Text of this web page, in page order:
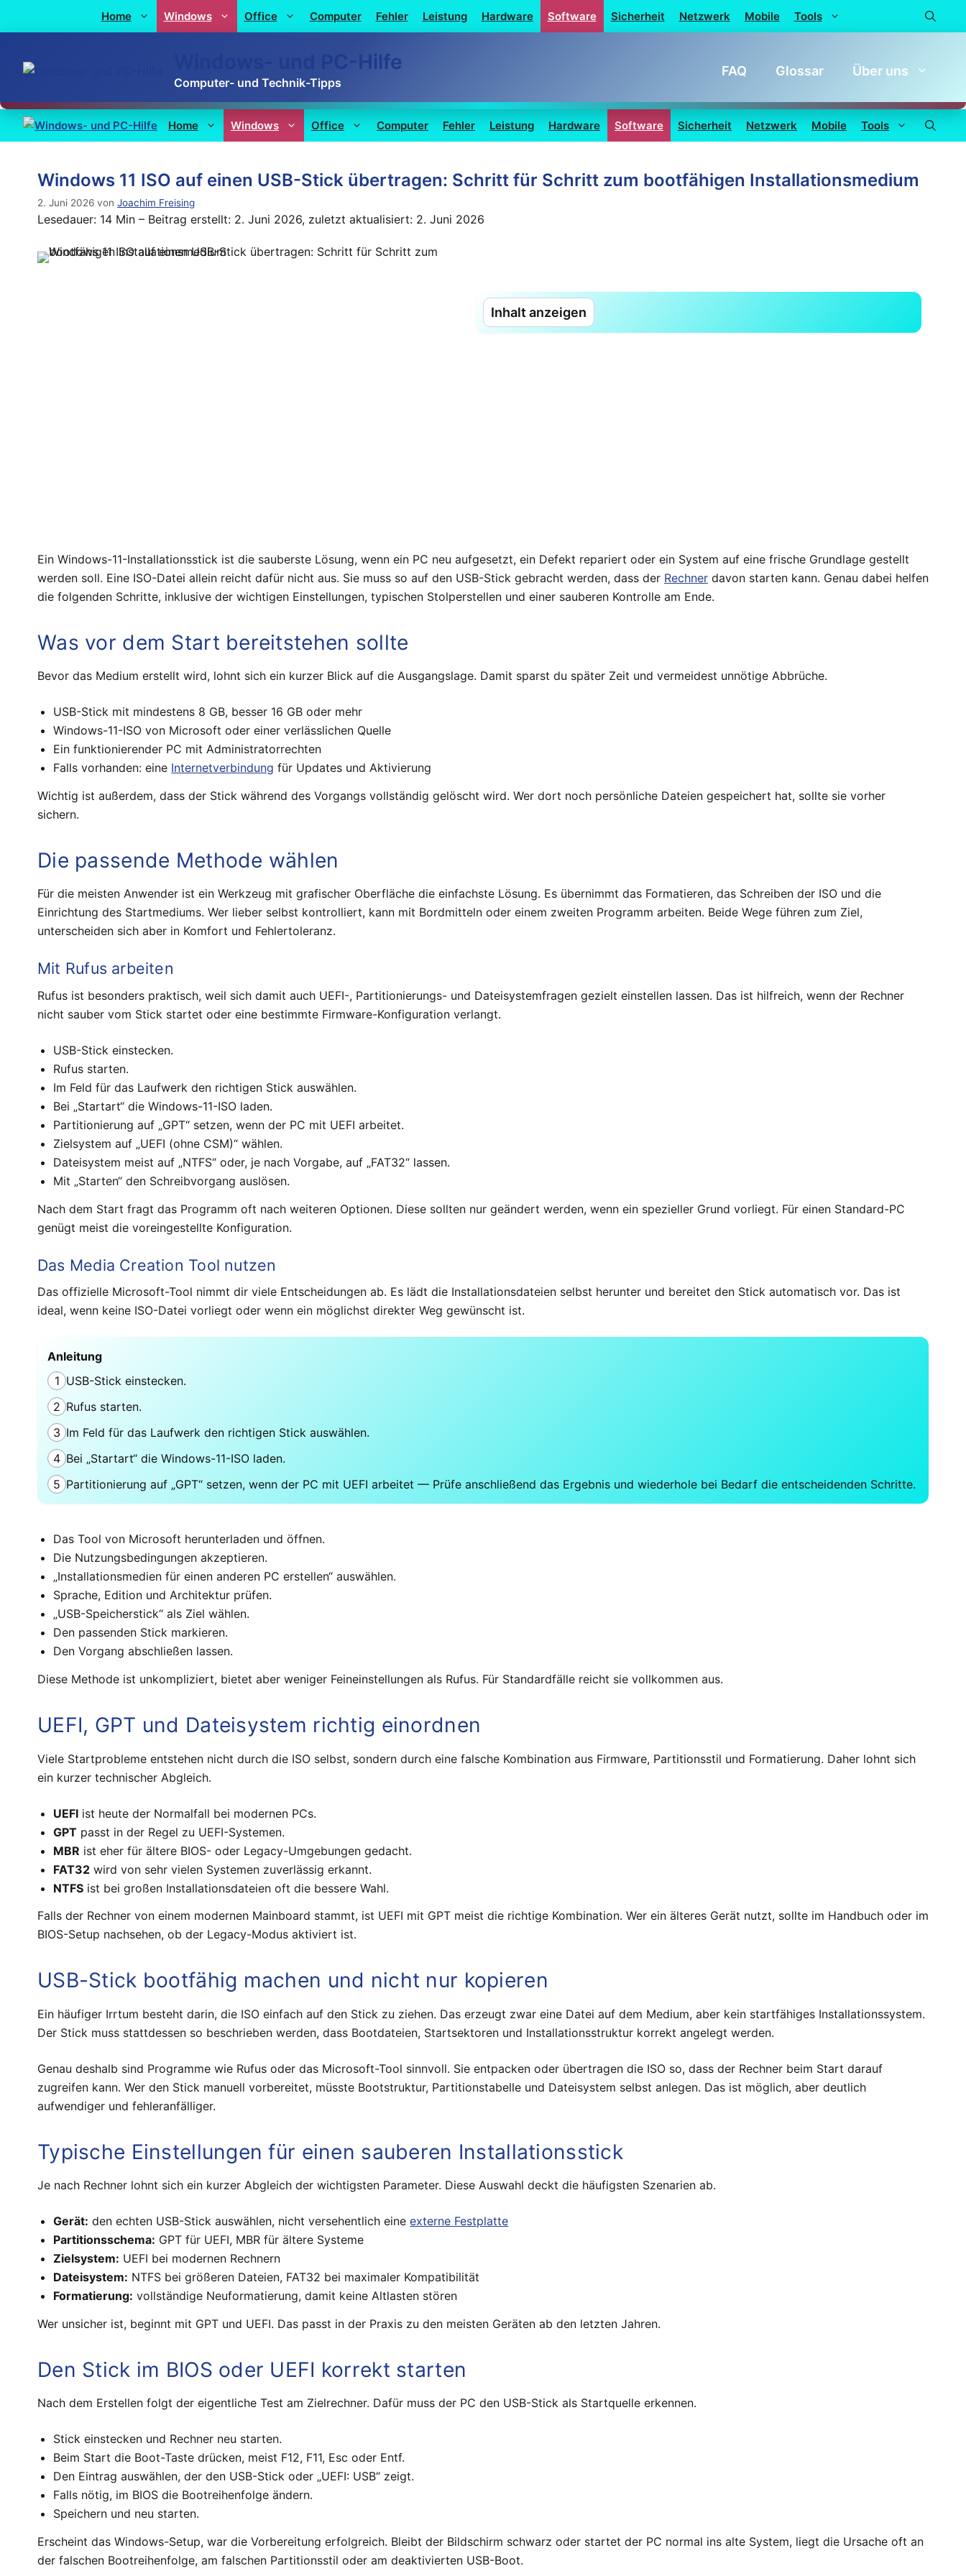
Home Windows Office Computer Fehler Leistung Hardware Software Sicherheit Netzwerk Mobile Tools
Windows- und PC-Hilfe
Computer- und Technik-Tipps
FAQ Glossar Über uns
Home Windows Office Computer Fehler Leistung Hardware Software Sicherheit Netzwerk Mobile Tools
Windows 11 ISO auf einen USB-Stick übertragen: Schritt für Schritt zum bootfähigen Installationsmedium
2. Juni 2026 von Joachim Freising
Lesedauer: 14 Min – Beitrag erstellt: 2. Juni 2026, zuletzt aktualisiert: 2. Juni 2026
Inhalt anzeigen
Ein Windows-11-Installationsstick ist die sauberste Lösung, wenn ein PC neu aufgesetzt, ein Defekt repariert oder ein System auf eine frische Grundlage gestellt
werden soll. Eine ISO-Datei allein reicht dafür nicht aus. Sie muss so auf den USB-Stick gebracht werden, dass der Rechner davon starten kann. Genau dabei helfen
die folgenden Schritte, inklusive der wichtigen Einstellungen, typischen Stolperstellen und einer sauberen Kontrolle am Ende.
Was vor dem Start bereitstehen sollte
Bevor das Medium erstellt wird, lohnt sich ein kurzer Blick auf die Ausgangslage. Damit sparst du später Zeit und vermeidest unnötige Abbrüche.
USB-Stick mit mindestens 8 GB, besser 16 GB oder mehr
Windows-11-ISO von Microsoft oder einer verlässlichen Quelle
Ein funktionierender PC mit Administratorrechten
Falls vorhanden: eine Internetverbindung für Updates und Aktivierung
Wichtig ist außerdem, dass der Stick während des Vorgangs vollständig gelöscht wird. Wer dort noch persönliche Dateien gespeichert hat, sollte sie vorher
sichern.
Die passende Methode wählen
Für die meisten Anwender ist ein Werkzeug mit grafischer Oberfläche die einfachste Lösung. Es übernimmt das Formatieren, das Schreiben der ISO und die
Einrichtung des Startmediums. Wer lieber selbst kontrolliert, kann mit Bordmitteln oder einem zweiten Programm arbeiten. Beide Wege führen zum Ziel,
unterscheiden sich aber in Komfort und Fehlertoleranz.
Mit Rufus arbeiten
Rufus ist besonders praktisch, weil sich damit auch UEFI-, Partitionierungs- und Dateisystemfragen gezielt einstellen lassen. Das ist hilfreich, wenn der Rechner
nicht sauber vom Stick startet oder eine bestimmte Firmware-Konfiguration verlangt.
USB-Stick einstecken.
Rufus starten.
Im Feld für das Laufwerk den richtigen Stick auswählen.
Bei „Startart“ die Windows-11-ISO laden.
Partitionierung auf „GPT“ setzen, wenn der PC mit UEFI arbeitet.
Zielsystem auf „UEFI (ohne CSM)“ wählen.
Dateisystem meist auf „NTFS“ oder, je nach Vorgabe, auf „FAT32“ lassen.
Mit „Starten“ den Schreibvorgang auslösen.
Nach dem Start fragt das Programm oft nach weiteren Optionen. Diese sollten nur geändert werden, wenn ein spezieller Grund vorliegt. Für einen Standard-PC
genügt meist die voreingestellte Konfiguration.
Das Media Creation Tool nutzen
Das offizielle Microsoft-Tool nimmt dir viele Entscheidungen ab. Es lädt die Installationsdateien selbst herunter und bereitet den Stick automatisch vor. Das ist
ideal, wenn keine ISO-Datei vorliegt oder wenn ein möglichst direkter Weg gewünscht ist.
Anleitung
1 USB-Stick einstecken.
2 Rufus starten.
3 Im Feld für das Laufwerk den richtigen Stick auswählen.
4 Bei „Startart“ die Windows-11-ISO laden.
5 Partitionierung auf „GPT“ setzen, wenn der PC mit UEFI arbeitet — Prüfe anschließend das Ergebnis und wiederhole bei Bedarf die entscheidenden Schritte.
Das Tool von Microsoft herunterladen und öffnen.
Die Nutzungsbedingungen akzeptieren.
„Installationsmedien für einen anderen PC erstellen“ auswählen.
Sprache, Edition und Architektur prüfen.
„USB-Speicherstick“ als Ziel wählen.
Den passenden Stick markieren.
Den Vorgang abschließen lassen.
Diese Methode ist unkompliziert, bietet aber weniger Feineinstellungen als Rufus. Für Standardfälle reicht sie vollkommen aus.
UEFI, GPT und Dateisystem richtig einordnen
Viele Startprobleme entstehen nicht durch die ISO selbst, sondern durch eine falsche Kombination aus Firmware, Partitionsstil und Formatierung. Daher lohnt sich
ein kurzer technischer Abgleich.
UEFI ist heute der Normalfall bei modernen PCs.
GPT passt in der Regel zu UEFI-Systemen.
MBR ist eher für ältere BIOS- oder Legacy-Umgebungen gedacht.
FAT32 wird von sehr vielen Systemen zuverlässig erkannt.
NTFS ist bei großen Installationsdateien oft die bessere Wahl.
Falls der Rechner von einem modernen Mainboard stammt, ist UEFI mit GPT meist die richtige Kombination. Wer ein älteres Gerät nutzt, sollte im Handbuch oder im
BIOS-Setup nachsehen, ob der Legacy-Modus aktiviert ist.
USB-Stick bootfähig machen und nicht nur kopieren
Ein häufiger Irrtum besteht darin, die ISO einfach auf den Stick zu ziehen. Das erzeugt zwar eine Datei auf dem Medium, aber kein startfähiges Installationssystem.
Der Stick muss stattdessen so beschrieben werden, dass Bootdateien, Startsektoren und Installationsstruktur korrekt angelegt werden.
Genau deshalb sind Programme wie Rufus oder das Microsoft-Tool sinnvoll. Sie entpacken oder übertragen die ISO so, dass der Rechner beim Start darauf
zugreifen kann. Wer den Stick manuell vorbereitet, müsste Bootstruktur, Partitionstabelle und Dateisystem selbst anlegen. Das ist möglich, aber deutlich
aufwendiger und fehleranfälliger.
Typische Einstellungen für einen sauberen Installationsstick
Je nach Rechner lohnt sich ein kurzer Abgleich der wichtigsten Parameter. Diese Auswahl deckt die häufigsten Szenarien ab.
Gerät: den echten USB-Stick auswählen, nicht versehentlich eineexterne Festplatte
Partitionsschema: GPT für UEFI, MBR für ältere Systeme
Zielsystem: UEFI bei modernen Rechnern
Dateisystem: NTFS bei größeren Dateien, FAT32 bei maximaler Kompatibilität
Formatierung: vollständige Neuformatierung, damit keine Altlasten stören
Wer unsicher ist, beginnt mit GPT und UEFI. Das passt in der Praxis zu den meisten Geräten ab den letzten Jahren.
Den Stick im BIOS oder UEFI korrekt starten
Nach dem Erstellen folgt der eigentliche Test am Zielrechner. Dafür muss der PC den USB-Stick als Startquelle erkennen.
Stick einstecken und Rechner neu starten.
Beim Start die Boot-Taste drücken, meist F12, F11, Esc oder Entf.
Den Eintrag auswählen, der den USB-Stick oder „UEFI: USB“ zeigt.
Falls nötig, im BIOS die Bootreihenfolge ändern.
Speichern und neu starten.
Erscheint das Windows-Setup, war die Vorbereitung erfolgreich. Bleibt der Bildschirm schwarz oder startet der PC normal ins alte System, liegt die Ursache oft an
der falschen Bootreihenfolge, am falschen Partitionsstil oder am deaktivierten USB-Boot.